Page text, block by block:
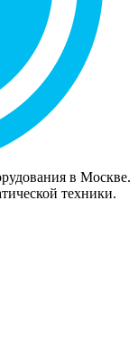
в Москве.
техники.